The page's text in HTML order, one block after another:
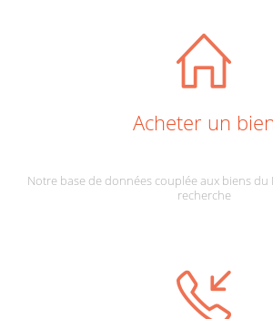
Acheter un
Notre base de données couplée aux biens du
recherche